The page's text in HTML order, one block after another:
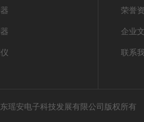
荣誉
企业
联系
瑶安电子科技发展有限公司版权所有